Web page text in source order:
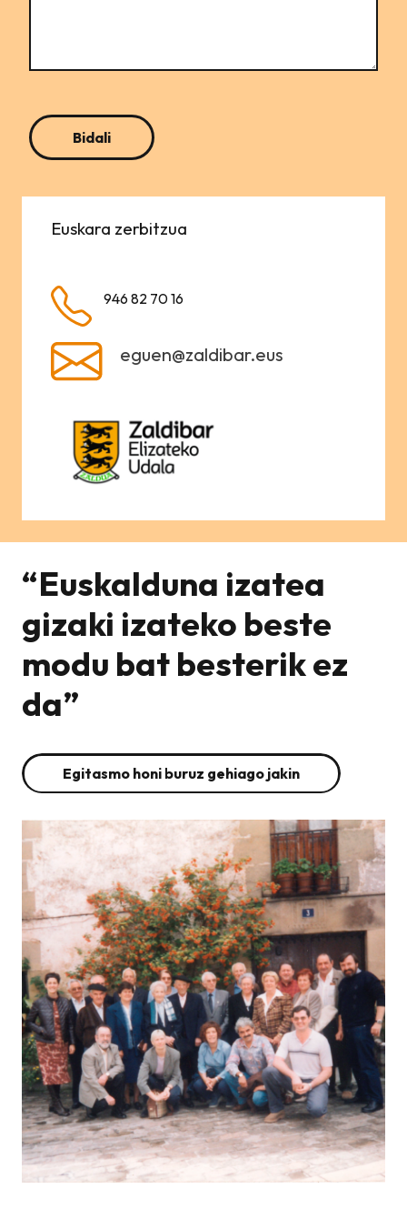
Euskara zerbitzua
946 82 70 16
eguen@zaldibar.eus
“Euskalduna izatea
gizaki izateko beste
modu bat besterik ez
da”
Egitasmo honi buruz gehiago jakin